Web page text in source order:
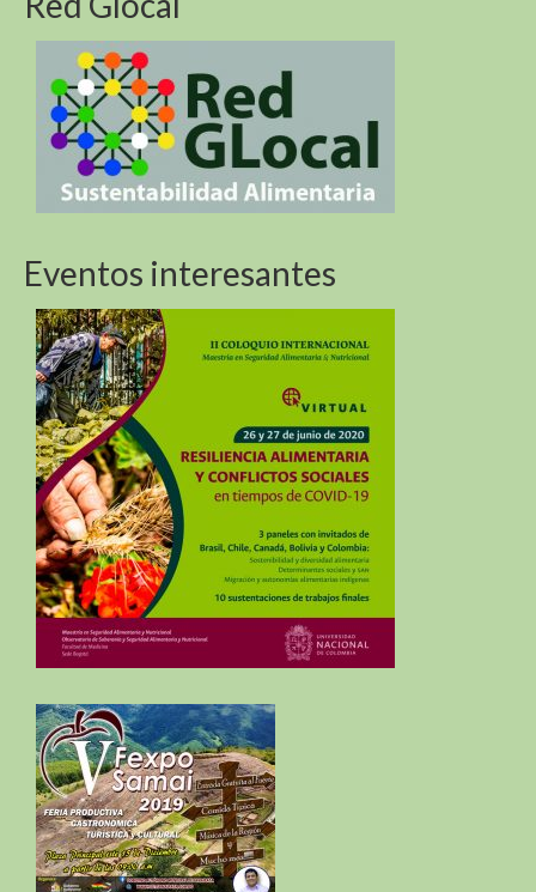
Biodiversidad de las montañas y los Objetivos de
Desarrollo Sostenible
Sustentabilidad Alimentaria En America Del Sur y
Africa (R4D)
Eventos interesantes